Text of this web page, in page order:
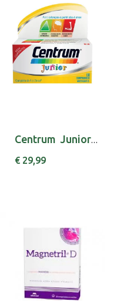
Centrum Junior Comp Mast X60 x 60 comp mast
€ 29,99